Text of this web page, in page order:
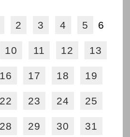
2 3 4 5 6
10 11 12 13
16 17 18 19
22 23 24 25
28 29 30 31